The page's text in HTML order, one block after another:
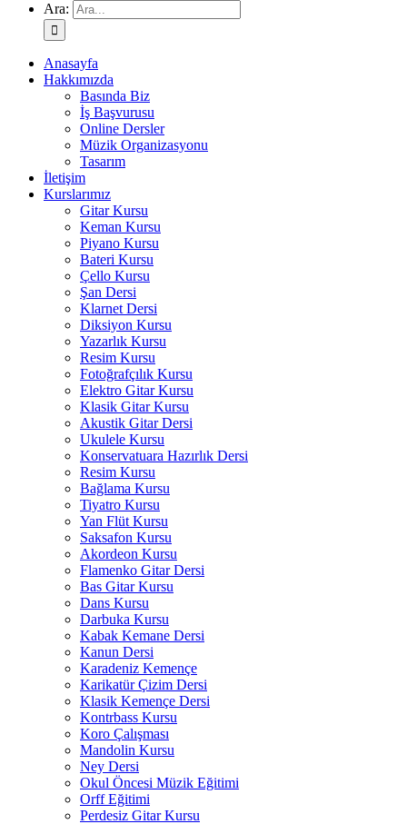
Ara:
Anasayfa
Hakkımızda
Basında Biz
İş Başvurusu
Online Dersler
Müzik Organizasyonu
Tasarım
İletişim
Kurslarımız
Gitar Kursu
Keman Kursu
Piyano Kursu
Bateri Kursu
Çello Kursu
Şan Dersi
Klarnet Dersi
Diksiyon Kursu
Yazarlık Kursu
Resim Kursu
Fotoğrafçılık Kursu
Elektro Gitar Kursu
Klasik Gitar Kursu
Akustik Gitar Dersi
Ukulele Kursu
Konservatuara Hazırlık Dersi
Resim Kursu
Bağlama Kursu
Tiyatro Kursu
Yan Flüt Kursu
Saksafon Kursu
Akordeon Kursu
Flamenko Gitar Dersi
Bas Gitar Kursu
Dans Kursu
Darbuka Kursu
Kabak Kemane Dersi
Kanun Dersi
Karadeniz Kemençe
Karikatür Çizim Dersi
Klasik Kemençe Dersi
Kontrbass Kursu
Koro Çalışması
Mandolin Kursu
Ney Dersi
Okul Öncesi Müzik Eğitimi
Orff Eğitimi
Perdesiz Gitar Kursu